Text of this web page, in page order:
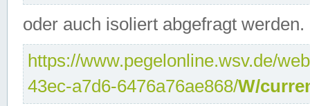
oder auch isoliert abgefragt werden.
https://www.pegelonline.wsv.de/
43ec-a7d6-6476a76ae868/W/